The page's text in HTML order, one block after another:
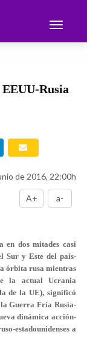
Toggle
Rusia
de 2016, 22:00h
A+ a-
en dos mitades casi
Sur y Este del país-
órbita rusa mientras
la actual Ucrania
de la UE), significó
Guerra Fría Rusia-
dinámica acción-
estadounidenses a